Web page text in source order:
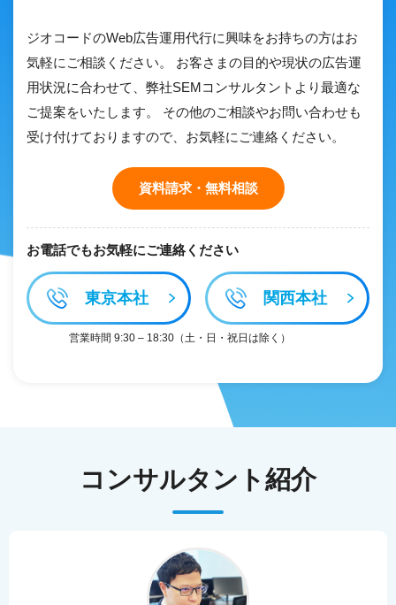
ジオコードのWeb広告運用代行に興味をお持ちの方はお
気軽にご相談ください。 お客さまの目的や現状の広告運
用状況に合わせて、弊社SEMコンサルタントより最適な
ご提案をいたします。 その他のご相談やお問い合わせも
受け付けておりますので、お気軽にご連絡ください。
資料請求・無料相談
お電話でもお気軽にご連絡ください
東京本社 関西本社
営業時間 9:30 – 18:30（土・日・祝日は除く）
コンサルタント紹介